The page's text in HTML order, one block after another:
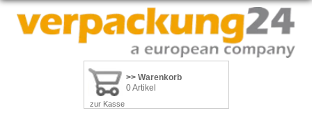
>> Warenkorb
0 Artikel
zur Kasse